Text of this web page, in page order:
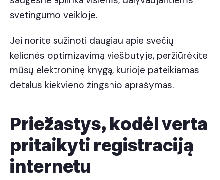
svetingumo veikloje.
Jei norite sužinoti daugiau apie svečių
kelionės optimizavimą viešbutyje, peržiūrėkite
mūsų elektroninę knygą, kurioje pateikiamas
detalus kiekvieno žingsnio aprašymas.
Priežastys, kodėl verta
pritaikyti registraciją
internetu